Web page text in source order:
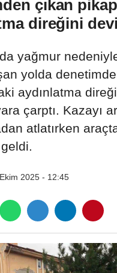
çıkan pikap
direğini
yağmur
yolda
aydınlatma
çarptı. Kazayı
atlatırken
2025 - 12:45